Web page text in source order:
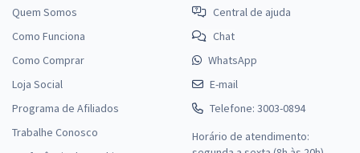
Quem Somos
Como Funciona
Como Comprar
Loja Social
Programa de Afiliados
Trabalhe Conosco
Central de ajuda
Chat
WhatsApp
E-mail
Telefone: 3003-0894
Horário de atendimento: